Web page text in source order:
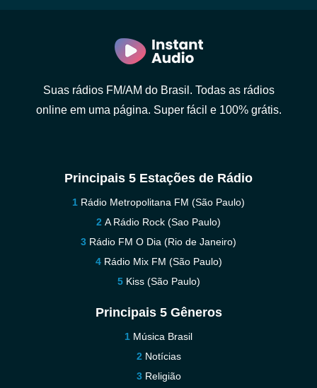
Suas rádios FM/AM do Brasil. Todas as rádios
online em uma página. Super fácil e 100% grátis.
Principais 5 Estações de Rádio
Rádio Metropolitana FM (São Paulo)
A Rádio Rock (Sao Paulo)
Rádio FM O Dia (Rio de Janeiro)
Rádio Mix FM (São Paulo)
Kiss (São Paulo)
Principais 5 Gêneros
Música Brasil
Notícias
Religião